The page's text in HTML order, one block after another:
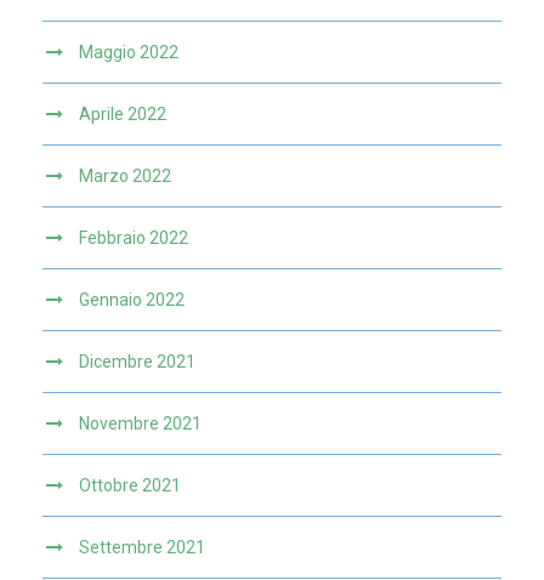
Maggio 2022
Aprile 2022
Marzo 2022
Febbraio 2022
Gennaio 2022
Dicembre 2021
Novembre 2021
Ottobre 2021
Settembre 2021